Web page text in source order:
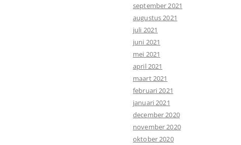
september 2021
augustus 2021
juli 2021
juni 2021
mei 2021
april 2021
maart 2021
februari 2021
januari 2021
december 2020
november 2020
oktober 2020